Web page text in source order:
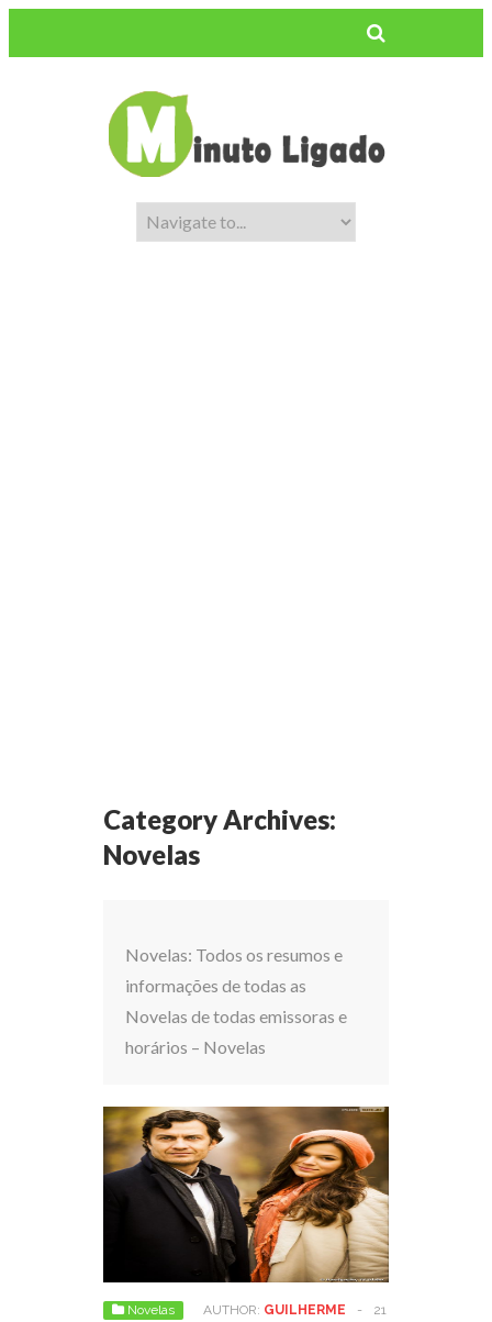
Category Archives:
Novelas
Novelas: Todos os resumos e
informações de todas as
Novelas de todas emissoras e
horários – Novelas
Novelas AUTHOR: GUILHERME -
21